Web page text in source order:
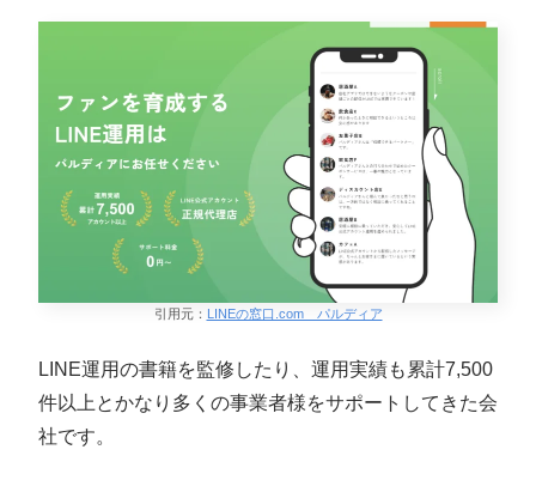
引用元： LINEの窓口.com パルディア
LINE運用の書籍を監修したり、運用実績も累計7,500
件以上とかなり多くの事業者様をサポートしてきた会
社です。